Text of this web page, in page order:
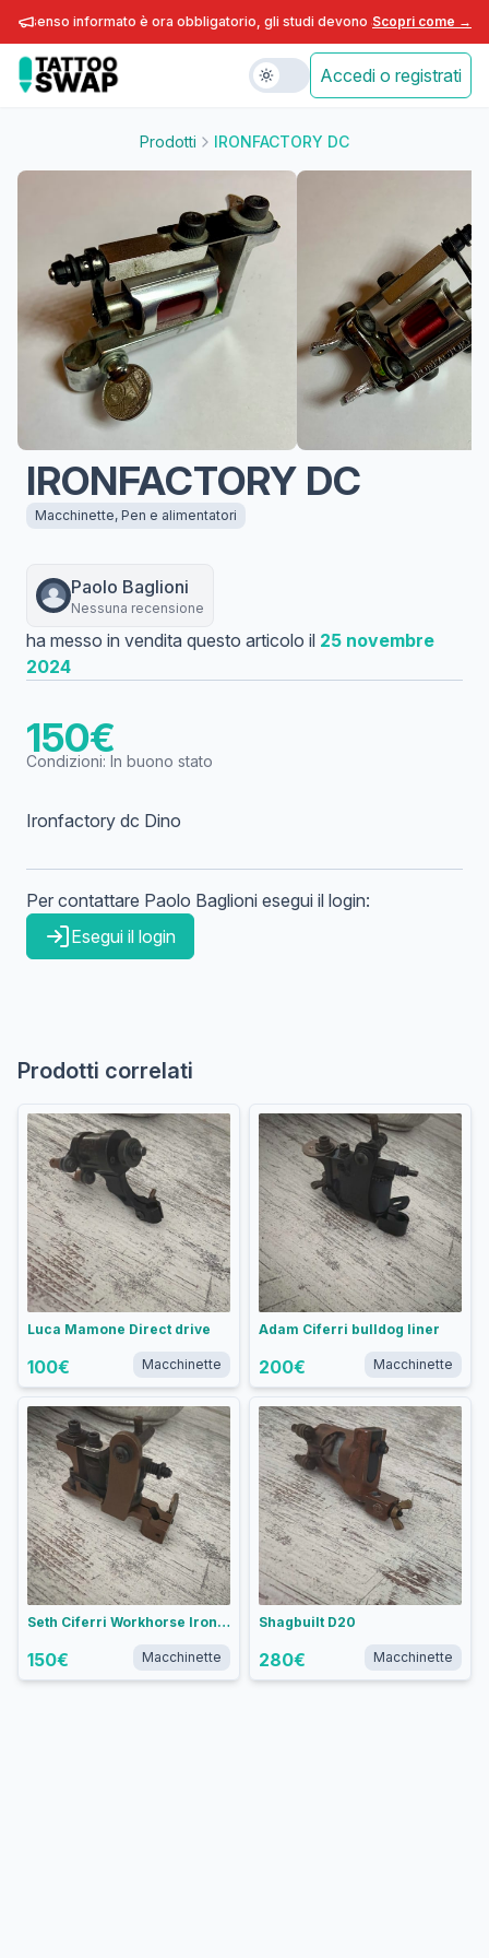
informato è ora obbligatorio, gli studi devono adeguarsi entro fine
Scopri come →
Accedi o registrati
Prodotti IRONFACTORY DC
IRONFACTORY DC
Macchinette, Pen e alimentatori
Paolo Baglioni
Nessuna recensione
ha messo in vendita questo articolo il 25 novembre
2024
150€
Condizioni: In buono stato
Ironfactory dc Dino
Per contattare Paolo Baglioni esegui il login:
Esegui il login
Prodotti correlati
Luca Mamone Direct drive
100€ Macchinette
Adam Ciferri bulldog liner
200€ Macchinette
Seth Ciferri Workhorse Irons Weiner Dog liner
150€ Macchinette
Shagbuilt D20
280€ Macchinette